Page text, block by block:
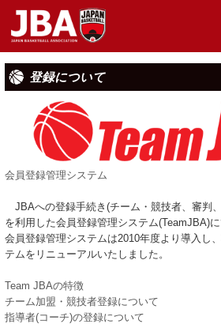
登録について
会員登録管理システム
JBAへの登録手続き(チーム・競技者、審判
を利用した会員登録管理システム(TeamJBA)
会員登録管理システムは2010年度より導入し
テムをリニューアルいたしました。
Team JBAの特徴
チーム加盟・競技者登録について
指導者(コーチ)の登録について